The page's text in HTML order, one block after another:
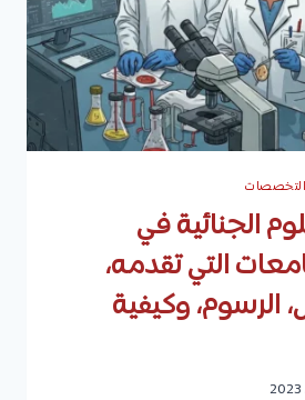
التخصصات
الجنائية في
التي تقدمه،
الرسوم، وكيفية